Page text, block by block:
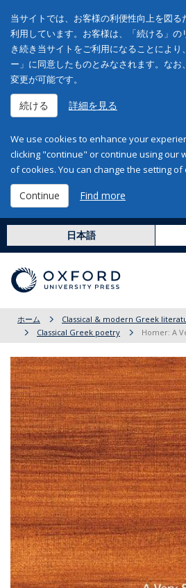
当サイトでは、お客様の利便性向上を図
利用しています。お客様は、「続ける」の
き続き当サイトをご利用になることによ
ー」に同意したものとみなされます。な
変更が可能です。
続ける 詳細を見る
We use cookies to enhance your
clicking "continue" or continue using our
of cookies. You can change the setting of
Continue Find more
日本語
ホーム
Classical & modern Greek
Classical Greek poetry
Homer: A